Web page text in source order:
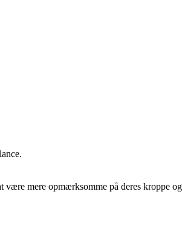
mere opmærksomme på deres kroppe